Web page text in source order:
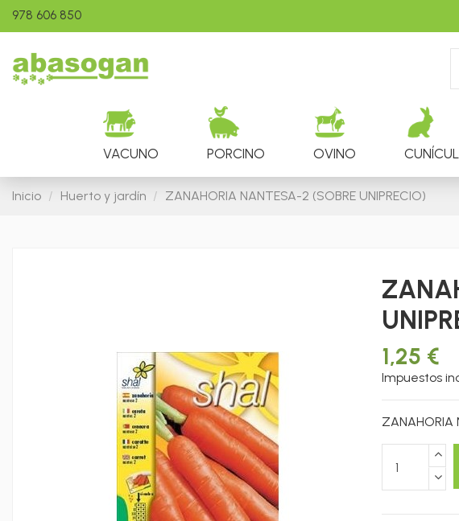
978 606 850
VACUNO PORCINO OVINO
Inicio Huerto y jardín ZANAHORIA NANTESA-2 (SOBRE UNIPRECIO)
1,25 €
Impuestos
ZANAHORIA